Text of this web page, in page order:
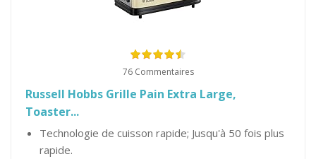
76 Commentaires
Russell Hobbs Grille Pain Extra Large,
Toaster...
Technologie de cuisson rapide; Jusqu'à 50 fois plus
rapide.